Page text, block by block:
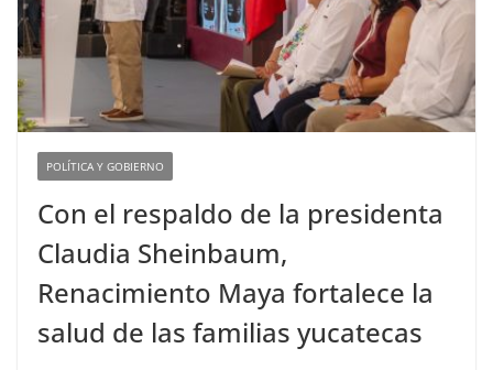
POLÍTICA Y GOBIERNO
Con el respaldo de la presidenta
Claudia Sheinbaum,
Renacimiento Maya fortalece la
salud de las familias yucatecas